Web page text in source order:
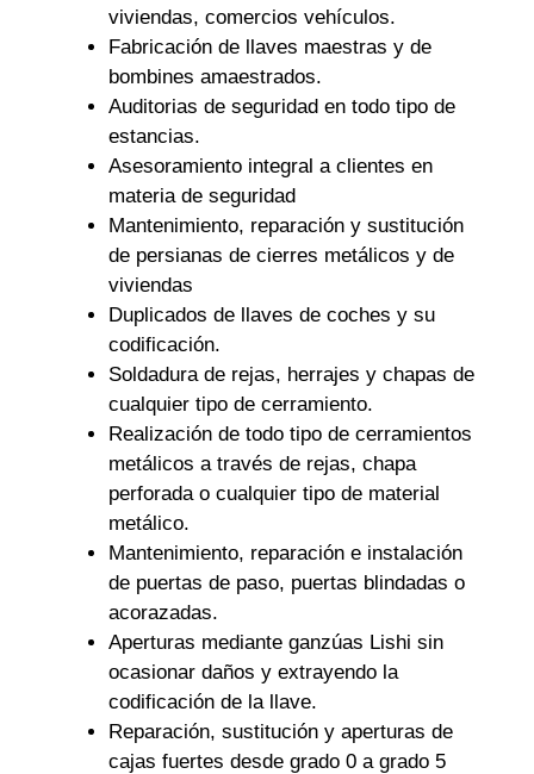
viviendas, comercios vehículos.
Fabricación de llaves maestras y de
bombines amaestrados.
Auditorias de seguridad en todo tipo de
estancias.
Asesoramiento integral a clientes en
materia de seguridad
Mantenimiento, reparación y sustitución
de persianas de cierres metálicos y de
viviendas
Duplicados de llaves de coches y su
codificación.
Soldadura de rejas, herrajes y chapas de
cualquier tipo de cerramiento.
Realización de todo tipo de cerramientos
metálicos a través de rejas, chapa
perforada o cualquier tipo de material
metálico.
Mantenimiento, reparación e instalación
de puertas de paso, puertas blindadas o
acorazadas.
Aperturas mediante ganzúas Lishi sin
ocasionar daños y extrayendo la
codificación de la llave.
Reparación, sustitución y aperturas de
cajas fuertes desde grado 0 a grado 5